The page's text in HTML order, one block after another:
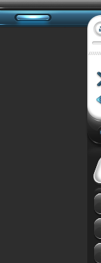
20TH CENTURY ST...